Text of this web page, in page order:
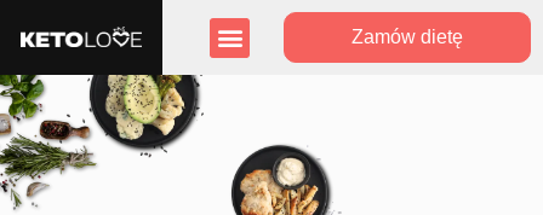
Zamów dietę